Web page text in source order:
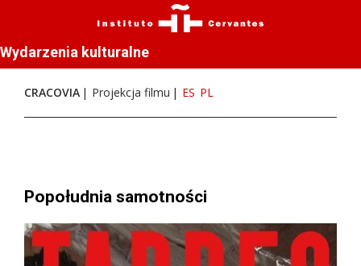
Wydarzenia kulturalne
CRACOVIA Projekcja filmu ES PL
Popołudnia samotności